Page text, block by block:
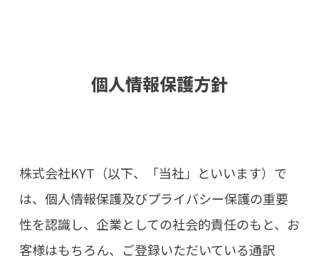
個人情報保護方針
株式会社KYT（以下、「当社」といいます）で
は、個人情報保護及びプライバシー保護の重要
性を認識し、企業としての社会的責任のもと、お
客様はもちろん、ご登録いただいている通訳